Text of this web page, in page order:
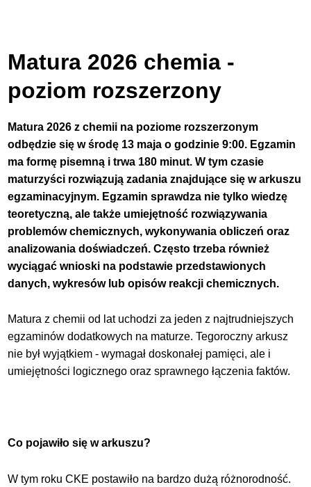
Matura 2026 chemia -
poziom rozszerzony
Matura 2026 z chemii na poziome rozszerzonym
odbędzie się w środę 13 maja o godzinie 9:00. Egzamin
ma formę pisemną i trwa 180 minut. W tym czasie
maturzyści rozwiązują zadania znajdujące się w arkuszu
egzaminacyjnym. Egzamin sprawdza nie tylko wiedzę
teoretyczną, ale także umiejętność rozwiązywania
problemów chemicznych, wykonywania obliczeń oraz
analizowania doświadczeń. Często trzeba również
wyciągać wnioski na podstawie przedstawionych
danych, wykresów lub opisów reakcji chemicznych.
Matura z chemii od lat uchodzi za jeden z najtrudniejszych
egzaminów dodatkowych na maturze. Tegoroczny arkusz
nie był wyjątkiem - wymagał doskonałej pamięci, ale i
umiejętności logicznego oraz sprawnego łączenia faktów.
Co pojawiło się w arkuszu?
W tym roku CKE postawiło na bardzo dużą różnorodność.